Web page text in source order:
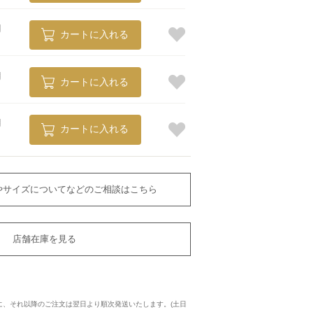
カートに入れる
カートに入れる
カートに入れる
イズについてなどのご相談はこちら
店舗在庫を見る
それ以降のご注文は翌日より順次発送いたします。(土日